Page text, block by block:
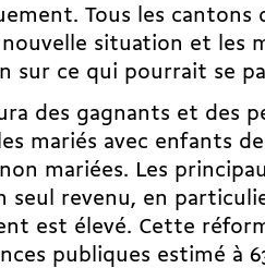
Tous les cantons
situation et les
sur ce qui pourrait se
des gagnants et des
mariés avec enfants
mariées. Les
seul revenu, en
est élevé. Cette
publiques estimé à